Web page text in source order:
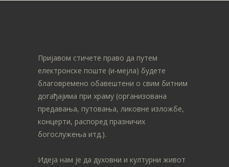
Пријавом стичете право да путем
електронске поште (и-мејла) будете
благовремено обавештени о свим битним
догађајима при храму (организована
предавања, путовања, ликовне изложбе,
концерти, распоред празничих
богослужења итд.).
Идеја нам је да духовни и културни живот